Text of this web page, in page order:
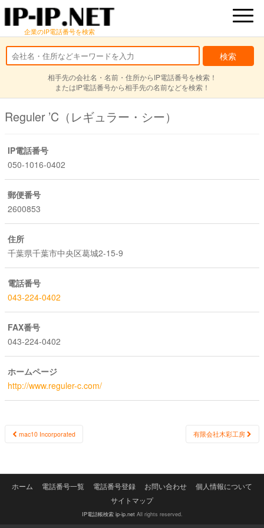
企業のIP電話番号を検索
相手先の会社名・名前・住所からIP電話番号を検索！
またはIP電話番号から相手先の名前などを検索！
Reguler ’C（レギュラー・シー）
IP電話番号
050-1016-0402
郵便番号
2600853
住所
千葉県千葉市中央区葛城2-15-9
電話番号
043-224-0402
FAX番号
043-224-0402
ホームページ
http://www.reguler-c.com/
Post
mac10 Incorporated 有限会社木彩工房
ホーム 電話番号一覧 電話番号登録 お問い合わせ
個人情報について
サイトマップ
IP電話帳検索 ip-ip.netAll rights reserved.